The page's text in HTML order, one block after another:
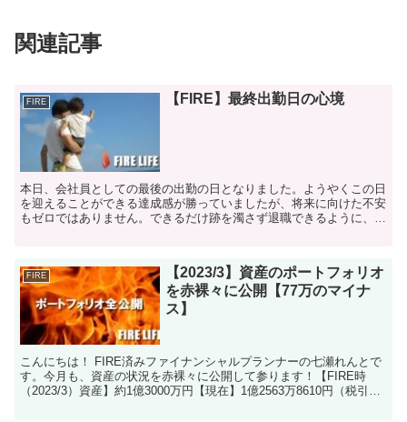
関連記事
FIRE 【FIRE】最終出勤日の心境
本日、会社員としての最後の出勤の日となりました。ようやくこの日
を迎えることができる達成感が勝っていましたが、将来に向けた不安
もゼロではありません。できるだけ跡を濁さず退職できるように、最
FIRE
【2023/3】資産のポートフォリオ
を赤裸々に公開【77万のマイナ
ス】
こんにちは！ FIRE済みファイナンシャルプランナーの七瀬れんとで
す。今月も、資産の状況を赤裸々に公開して参ります！【FIRE時
（2023/3）資産】約1億3000万円【現在】1億2563万8610円（税引き